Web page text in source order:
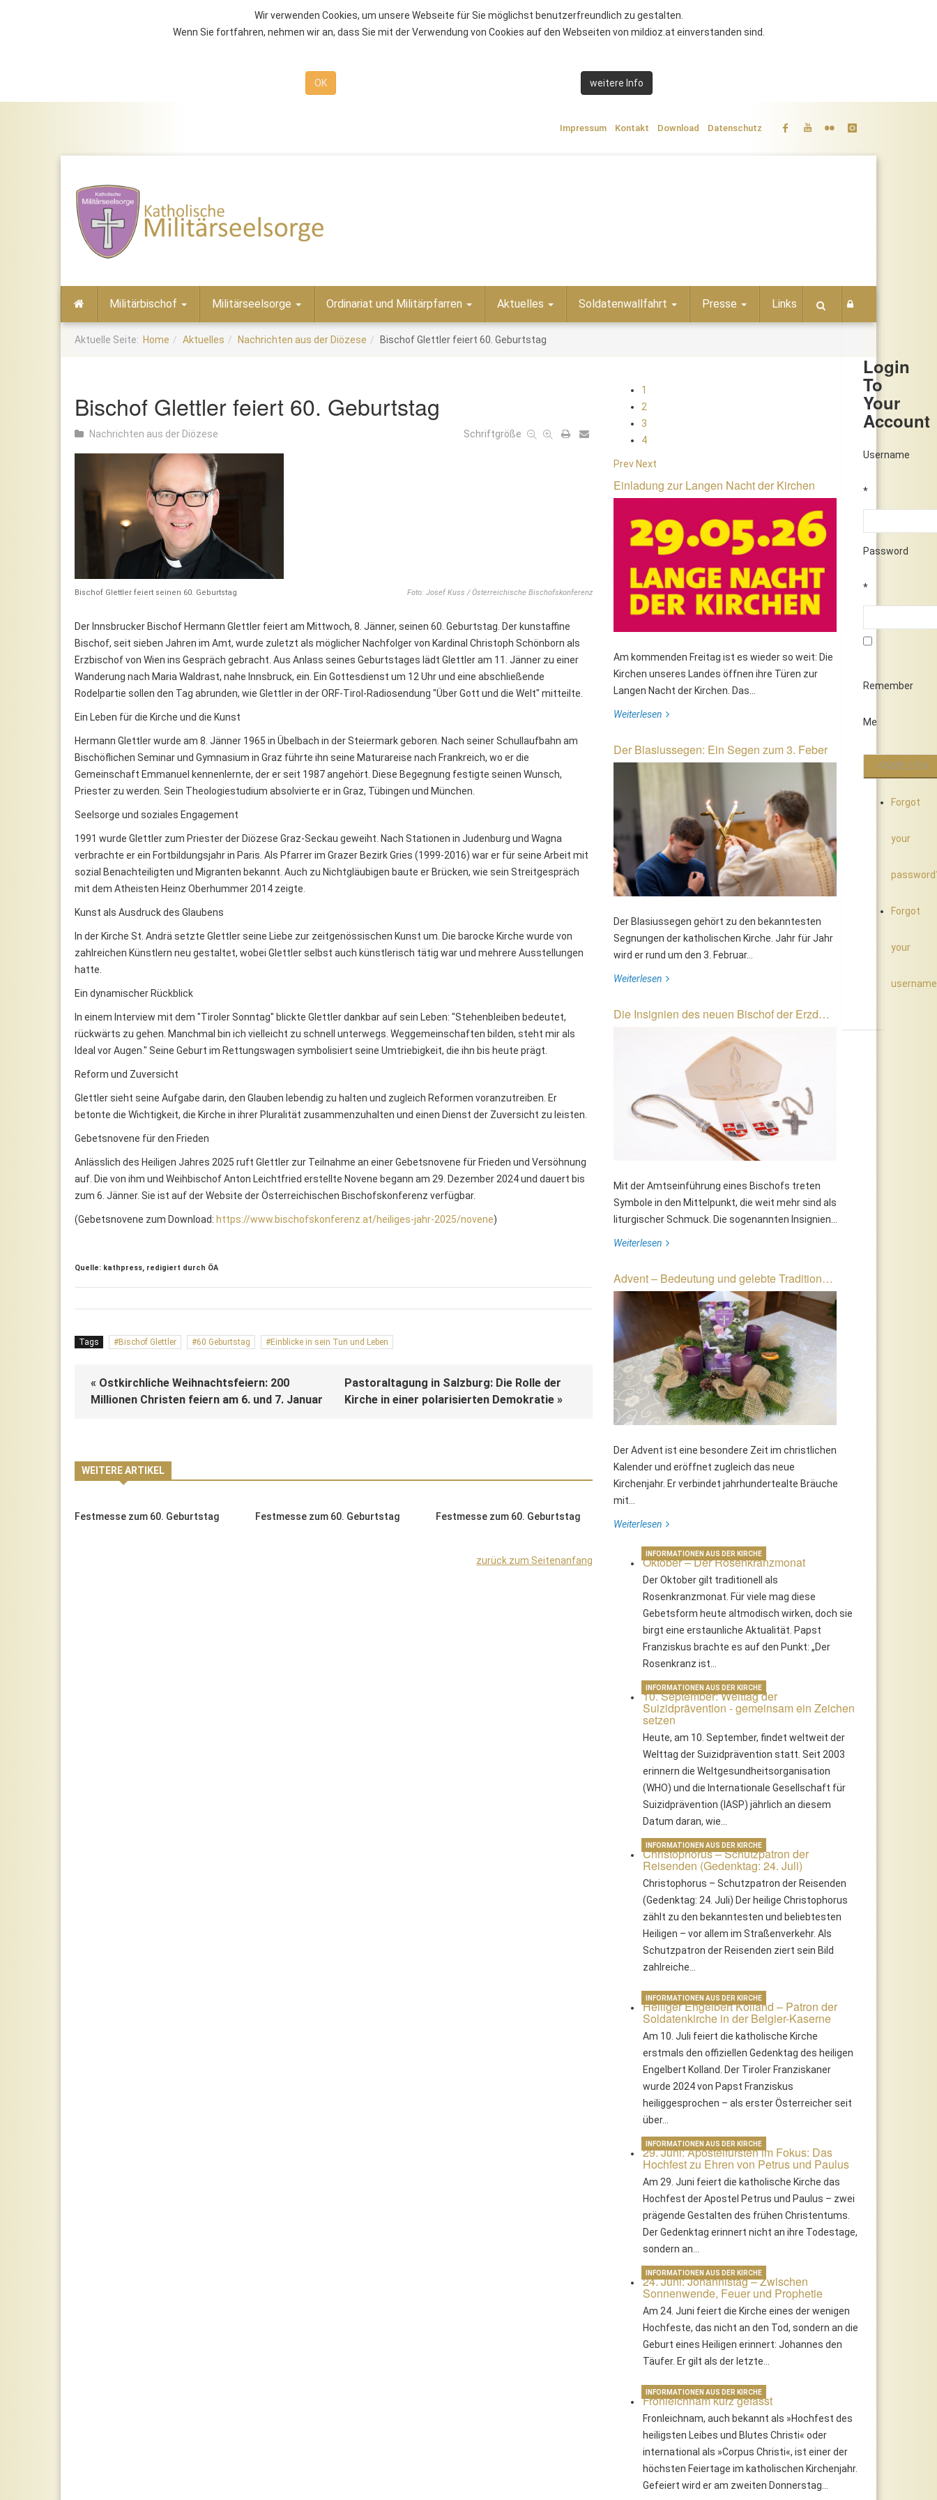
Wir verwenden Cookies, um unsere Webseite für Sie möglichst benutzerfreundlich zu gestalten.
Wenn Sie fortfahren, nehmen wir an, dass Sie mit der Verwendung von Cookies auf den Webseiten von mildioz.at einverstanden sind.
OK weitere Info
Impressum Kontakt Download Datenschutz
Login
To
Your
Account
Username
*
Password
*
Remember
Me
Forgot
your
Forgot
your
Home
Militärbischof Militärseelsorge Ordinariat und Militärpfarren Aktuelles Soldatenwallfahrt Presse Links
Aktuelle Seite: Home Aktuelles Nachrichten aus der Diözese Bischof Glettler feiert 60. Geburtstag
Bischof Glettler feiert 60. Geburtstag
Nachrichten aus der Diözese Schriftgröße
Bischof Glettler feiert seinen 60. Geburtstag Foto: Josef Kuss / Österreichische Bischofskonferenz
Der Innsbrucker Bischof Hermann Glettler feiert am Mittwoch, 8. Jänner, seinen 60. Geburtstag. Der kunstaffine
Bischof, seit sieben Jahren im Amt, wurde zuletzt als möglicher Nachfolger von Kardinal Christoph Schönborn als
Erzbischof von Wien ins Gespräch gebracht. Aus Anlass seines Geburtstages lädt Glettler am 11. Jänner zu einer
Wanderung nach Maria Waldrast, nahe Innsbruck, ein. Ein Gottesdienst um 12 Uhr und eine abschließende
Rodelpartie sollen den Tag abrunden, wie Glettler in der ORF-Tirol-Radiosendung "Über Gott und die Welt" mitteilte.
Ein Leben für die Kirche und die Kunst
Hermann Glettler wurde am 8. Jänner 1965 in Übelbach in der Steiermark geboren. Nach seiner Schullaufbahn am
Bischöflichen Seminar und Gymnasium in Graz führte ihn seine Maturareise nach Frankreich, wo er die
Gemeinschaft Emmanuel kennenlernte, der er seit 1987 angehört. Diese Begegnung festigte seinen Wunsch,
Priester zu werden. Sein Theologiestudium absolvierte er in Graz, Tübingen und München.
Seelsorge und soziales Engagement
1991 wurde Glettler zum Priester der Diözese Graz-Seckau geweiht. Nach Stationen in Judenburg und Wagna
verbrachte er ein Fortbildungsjahr in Paris. Als Pfarrer im Grazer Bezirk Gries (1999-2016) war er für seine Arbeit mit
sozial Benachteiligten und Migranten bekannt. Auch zu Nichtgläubigen baute er Brücken, wie sein Streitgespräch
mit dem Atheisten Heinz Oberhummer 2014 zeigte.
Kunst als Ausdruck des Glaubens
In der Kirche St. Andrä setzte Glettler seine Liebe zur zeitgenössischen Kunst um. Die barocke Kirche wurde von
zahlreichen Künstlern neu gestaltet, wobei Glettler selbst auch künstlerisch tätig war und mehrere Ausstellungen
hatte.
Ein dynamischer Rückblick
In einem Interview mit dem "Tiroler Sonntag" blickte Glettler dankbar auf sein Leben: "Stehenbleiben bedeutet,
rückwärts zu gehen. Manchmal bin ich vielleicht zu schnell unterwegs. Weggemeinschaften bilden, steht mir als
Ideal vor Augen." Seine Geburt im Rettungswagen symbolisiert seine Umtriebigkeit, die ihn bis heute prägt.
Reform und Zuversicht
Glettler sieht seine Aufgabe darin, den Glauben lebendig zu halten und zugleich Reformen voranzutreiben. Er
betonte die Wichtigkeit, die Kirche in ihrer Pluralität zusammenzuhalten und einen Dienst der Zuversicht zu leisten.
Gebetsnovene für den Frieden
Anlässlich des Heiligen Jahres 2025 ruft Glettler zur Teilnahme an einer Gebetsnovene für Frieden und Versöhnung
auf. Die von ihm und Weihbischof Anton Leichtfried erstellte Novene begann am 29. Dezember 2024 und dauert bis
zum 6. Jänner. Sie ist auf der Website der Österreichischen Bischofskonferenz verfügbar.
(Gebetsnovene zum Download: https://www.bischofskonferenz.at/heiliges-jahr-2025/novene)
Quelle: kathpress, redigiert durch ÖA
Tags Bischof Glettler 60 Geburtstag Einblicke in sein Tun und Leben
« Ostkirchliche Weihnachtsfeiern: 200
Millionen Christen feiern am 6. und 7. Januar
Pastoraltagung in Salzburg: Die Rolle der
Kirche in einer polarisierten Demokratie »
WEITERE ARTIKEL
Festmesse zum 60. Geburtstag Festmesse zum 60. Geburtstag Festmesse zum 60. Geburtstag
zurück zum Seitenanfang
1
2
3
4
Prev Next
Einladung zur Langen Nacht der Kirchen
Am kommenden Freitag ist es wieder so weit: Die
Kirchen unseres Landes öffnen ihre Türen zur
Langen Nacht der Kirchen. Das...
Weiterlesen
Der Blasiussegen: Ein Segen zum 3. Feber
Der Blasiussegen gehört zu den bekanntesten
Segnungen der katholischen Kirche. Jahr für Jahr
wird er rund um den 3. Februar...
Weiterlesen
Die Insignien des neuen Bischof der Erzd…
Mit der Amtseinführung eines Bischofs treten
Symbole in den Mittelpunkt, die weit mehr sind als
liturgischer Schmuck. Die sogenannten Insignien...
Weiterlesen
Advent – Bedeutung und gelebte Tradition…
Der Advent ist eine besondere Zeit im christlichen
Kalender und eröffnet zugleich das neue
Kirchenjahr. Er verbindet jahrhundertealte Bräuche
mit...
Weiterlesen
Oktober – Der Rosenkranzmonat
Der Oktober gilt traditionell als
Rosenkranzmonat. Für viele mag diese
Gebetsform heute altmodisch wirken, doch sie
birgt eine erstaunliche Aktualität. Papst
Franziskus brachte es auf den Punkt: „Der
Rosenkranz ist…
INFORMATIONEN AUS DER KIRCHE
10. September: Welttag der
Suizidprävention - gemeinsam ein Zeichen
setzen
Heute, am 10. September, findet weltweit der
Welttag der Suizidprävention statt. Seit 2003
erinnern die Weltgesundheitsorganisation
(WHO) und die Internationale Gesellschaft für
Suizidprävention (IASP) jährlich an diesem
Datum daran, wie…
INFORMATIONEN AUS DER KIRCHE
Christophorus – Schutzpatron der
Reisenden (Gedenktag: 24. Juli)
Christophorus – Schutzpatron der Reisenden
(Gedenktag: 24. Juli) Der heilige Christophorus
zählt zu den bekanntesten und beliebtesten
Heiligen – vor allem im Straßenverkehr. Als
Schutzpatron der Reisenden ziert sein Bild
zahlreiche…
INFORMATIONEN AUS DER KIRCHE
Heiliger Engelbert Kolland – Patron der
Soldatenkirche in der Belgier-Kaserne
Am 10. Juli feiert die katholische Kirche
erstmals den offiziellen Gedenktag des heiligen
Engelbert Kolland. Der Tiroler Franziskaner
wurde 2024 von Papst Franziskus
heiliggesprochen – als erster Österreicher seit
über…
INFORMATIONEN AUS DER KIRCHE
29. Juni: Apostelfürsten im Fokus: Das
Hochfest zu Ehren von Petrus und Paulus
Am 29. Juni feiert die katholische Kirche das
Hochfest der Apostel Petrus und Paulus – zwei
prägende Gestalten des frühen Christentums.
Der Gedenktag erinnert nicht an ihre Todestage,
sondern an…
INFORMATIONEN AUS DER KIRCHE
24. Juni: Johannistag – Zwischen
Sonnenwende, Feuer und Prophetie
Am 24. Juni feiert die Kirche eines der wenigen
Hochfeste, das nicht an den Tod, sondern an die
Geburt eines Heiligen erinnert: Johannes den
Täufer. Er gilt als der letzte…
INFORMATIONEN AUS DER KIRCHE
Fronleichnam kurz gefasst
Fronleichnam, auch bekannt als »Hochfest des
heiligsten Leibes und Blutes Christi« oder
international als »Corpus Christi«, ist einer der
höchsten Feiertage im katholischen Kirchenjahr.
Gefeiert wird er am zweiten Donnerstag…
INFORMATIONEN AUS DER KIRCHE